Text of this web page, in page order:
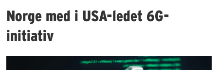
Norge med i USA-ledet 6G-
initiativ